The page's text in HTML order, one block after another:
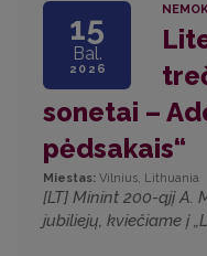
15
Bal.
2026
sonetai –
pėdsakais“
Miestas: Vilnius, Lithuania
[LT] Minint 200-ąjį A.
jubiliejų, kviečiame į